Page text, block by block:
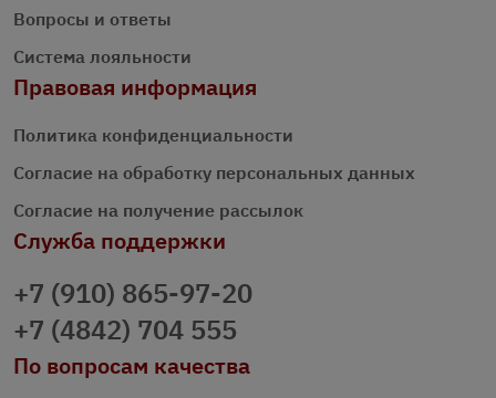
Вопросы и ответы
Система лояльности
Правовая информация
Политика конфиденциальности
Согласие на обработку персональных данных
Согласие на получение рассылок
Служба поддержки
+7 (910) 865-97-20
+7 (4842) 704 555
По вопросам качества